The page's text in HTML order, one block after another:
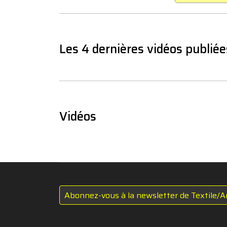
Les 4 dernières vidéos
Vidéos
Abonnez-vous à la newsletter de Textile/